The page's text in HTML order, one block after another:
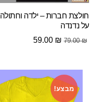
חולצת חברות – ילדה וחתולה
על נדנדה
79.00₪
המחיר
79.00 ₪.
59.00 ₪
59.00 ₪.
מבצע!